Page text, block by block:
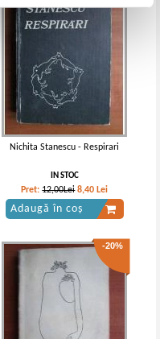
Nichita Stanescu - Respirari
IN STOC
Pret:12,00Lei 8,40 Lei
Adaugă în coș
-20%